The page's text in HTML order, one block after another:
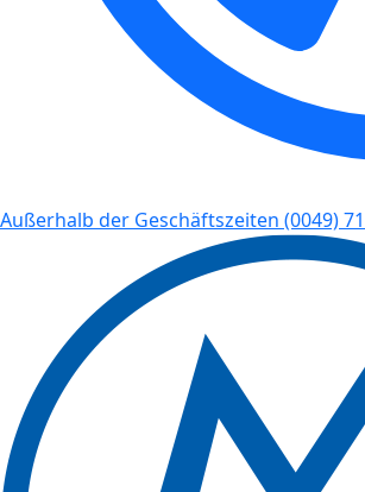
Außerhalb der Geschäftszeiten (0049)